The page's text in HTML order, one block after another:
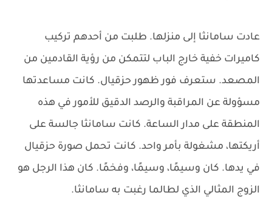
عادت سامانثا إلى منزلها. طلبت من أحدهم تركيب
كاميرات خفية خارج الباب لتتمكن من رؤية القادمين من
المصعد. ستعرف فور ظهور حزقيال. كانت مساعدتها
مسؤولة عن المراقبة والرصد الدقيق للأمور في هذه
المنطقة على مدار الساعة. كانت سامانثا جالسة على
أريكتها، مشغولة بأمر واحد. كانت تحمل صورة حزقيال
في يدها. كان وسيمًا، وسيمًا، وفخمًا. كان هذا الرجل هو
الزوج المثالي الذي لطالما رغبت به سامانثا.